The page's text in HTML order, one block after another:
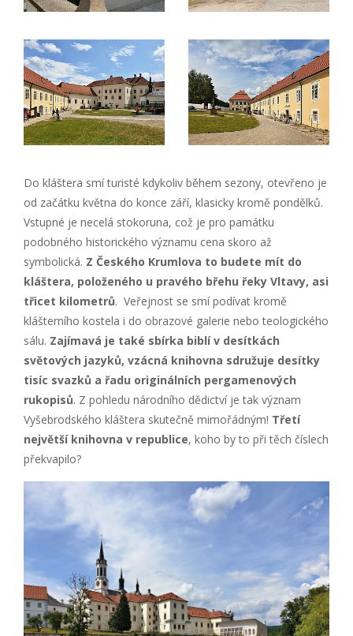
Do kláštera smí turisté kdykoliv během sezony, otevřeno je
od začátku května do konce září, klasicky kromě pondělků.
Vstupné je necelá stokoruna, což je pro památku
podobného historického významu cena skoro až
symbolická. Z Českého Krumlova to budete mít do
kláštera, položeného u pravého břehu řeky Vltavy, asi
třicet kilometrů. Veřejnost se smí podívat kromě
klášterního kostela i do obrazové galerie nebo teologického
sálu. Zajímavá je také sbírka biblí v desítkách
světových jazyků, vzácná knihovna sdružuje desítky
tisíc svazků a řadu originálních pergamenových
rukopisů. Z pohledu národního dědictví je tak význam
Vyšebrodského kláštera skutečně mimořádným! Třetí
největší knihovna v republice, koho by to při těch číslech
překvapilo?